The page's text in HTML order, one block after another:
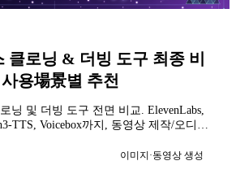
클로닝 & 더빙 도구 최종 비
용場景별 추천
닝 및 더빙 도구 전면 비교. ElevenLabs,
TTS, Voicebox까지, 동영상 제작/오디오
실측 및 선택 의사결정 트리 포함.
이미지·동영상 생성